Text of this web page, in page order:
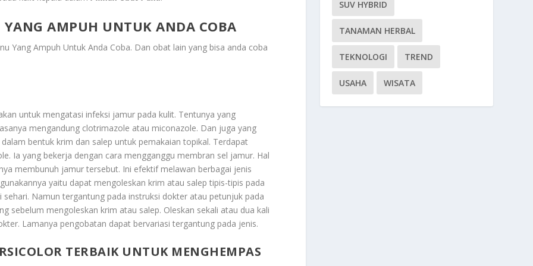
YANG AMPUH UNTUK ANDA COBA
Yang Ampuh Untuk Anda Coba. Dan obat lain yang bisa anda coba
untuk mengatasi infeksi jamur pada kulit. Tentunya yang
mengandung clotrimazole atau miconazole. Dan juga yang
bentuk krim dan salep untuk pemakaian topikal. Terdapat
Ia yang bekerja dengan cara mengganggu membran sel jamur. Hal
membunuh jamur tersebut. Ini efektif melawan berbagai jenis
yaitu dapat mengoleskan krim atau salep tipis-tipis pada
Namun tergantung pada instruksi dokter atau petunjuk pada
sebelum mengoleskan krim atau salep. Oleskan sekali atau dua kali
Lamanya pengobatan dapat bervariasi tergantung pada jenis.
TERBAIK UNTUK MENGHEMPAS
SUV HYBRID
TANAMAN HERBAL
TEKNOLOGI TREND
USAHA WISATA